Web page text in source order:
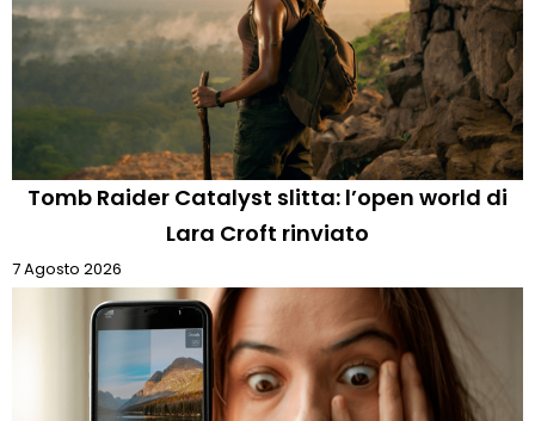
Tomb Raider Catalyst slitta: l’open world di
Lara Croft rinviato
7 Agosto 2026